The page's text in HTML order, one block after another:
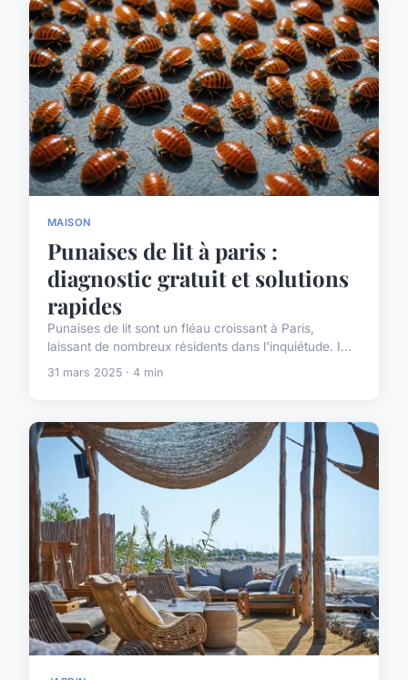
MAISON
Punaises de lit à paris :
diagnostic gratuit et solutions
rapides
Punaises de lit sont un fléau croissant à Paris,
laissant de nombreux résidents dans l'inquiétude. I...
31 mars 2025 · 4 min